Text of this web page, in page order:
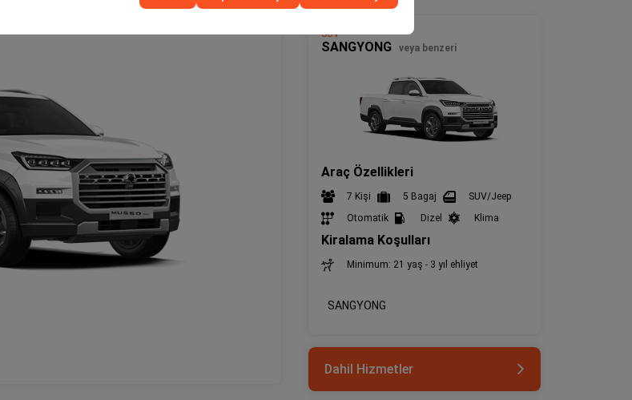
SUV
SANGYONG veya benzeri
Araç Özellikleri
7 Kişi 5 Bagaj
SUV/Jeep
Otomatik
Dizel Klima
Kiralama Koşulları
Minimum: 21 yaş - 3 yıl ehliyet
SANGYONG
Dahil Hizmetler